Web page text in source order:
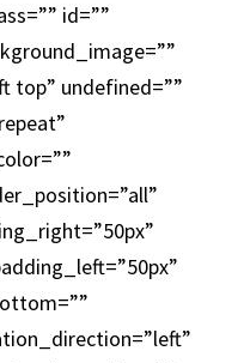
id=””
top” undefined=””